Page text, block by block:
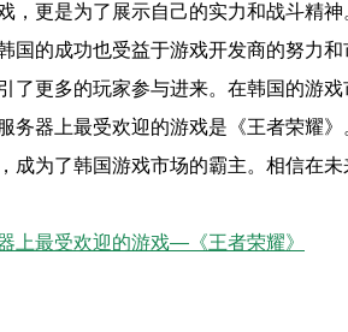
，更是为了展示自己的实力和战斗精神
国的成功也受益于游戏开发商的努力
了更多的玩家参与进来。在韩国的游
务器上最受欢迎的游戏是《王者荣耀
成为了韩国游戏市场的霸主。相信在
上最受欢迎的游戏—《王者荣耀》